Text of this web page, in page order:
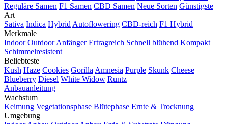
Reguläre Samen F1 Samen CBD Samen Neue Sorten Günstigste
Art
Sativa Indica Hybrid Autoflowering CBD-reich F1 Hybrid
Merkmale
Indoor Outdoor Anfänger Ertragreich Schnell blühend Kompakt
Schimmelresistent
Beliebteste
Kush Haze Cookies Gorilla Amnesia Purple Skunk Cheese
Blueberry Diesel White Widow Runtz
Anbauanleitung
Wachstum
Keimung Vegetationsphase Blütephase Ernte & Trocknung
Umgebung